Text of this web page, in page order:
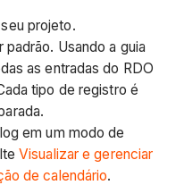
projeto.
Usando a guia
as entradas do RDO
tipo de registro é
em um modo de
Visualizar e gerenciar
de calendário.